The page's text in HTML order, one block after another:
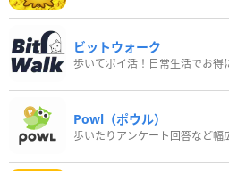
ビットウォーク
Powl（ポウル）